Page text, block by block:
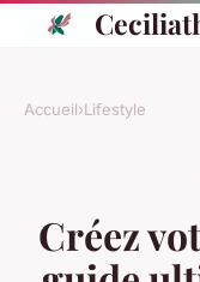
Accueil›Lifestyle
Créez